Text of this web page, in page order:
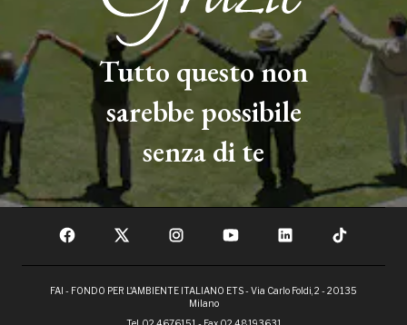
Tutto questo non
sarebbe possibile
senza di te
FAI - FONDO PER L'AMBIENTE ITALIANO ETS - Via Carlo Foldi, 2 - 20135
Milano
Tel. 02 4676151 - Fax 02 48193631